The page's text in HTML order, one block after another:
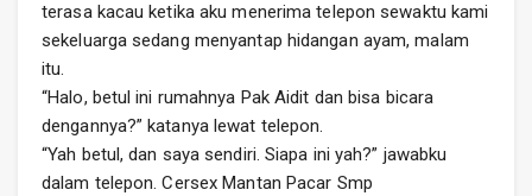
terasa kacau ketika aku menerima telepon sewaktu kami
sekeluarga sedang menyantap hidangan ayam, malam
itu.
“Halo, betul ini rumahnya Pak Aidit dan bisa bicara
dengannya?” katanya lewat telepon.
“Yah betul, dan saya sendiri. Siapa ini yah?” jawabku
dalam telepon. Cersex Mantan Pacar Smp